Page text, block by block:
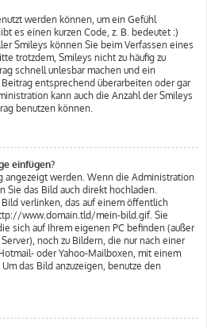
werden können, um ein Gefühl
es einen kurzen Code, z. B. bedeutet :)
Smileys können Sie beim Verfassen eines
trotzdem, Smileys nicht zu häufig zu
schnell unlesbar machen und ein
entsprechend überarbeiten oder gar
kann auch die Anzahl der Smileys
benutzen können.
einfügen?
angezeigt werden. Wenn die Administration
Sie das Bild auch direkt hochladen.
verlinken, das auf einem öffentlich
www.domain.tld/mein-bild.gif. Sie
sich auf Ihrem eigenen PC befinden (außer
noch zu Bildern, die nur nach einer
oder Yahoo-Mailboxen, mit einem
das Bild anzuzeigen, benutze den